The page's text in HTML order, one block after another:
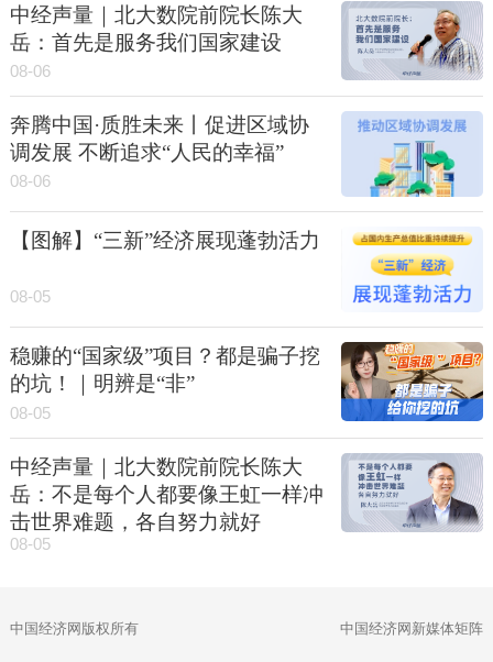
中经声量｜北大数院前院长陈大
岳：首先是服务我们国家建设
08-06
奔腾中国·质胜未来丨促进区域协
调发展 不断追求“人民的幸福”
08-06
【图解】“三新”经济展现蓬勃活力
08-05
稳赚的“国家级”项目？都是骗子挖
的坑！｜明辨是“非”
08-05
中经声量｜北大数院前院长陈大
岳：不是每个人都要像王虹一样冲
击世界难题，各自努力就好
08-05
中国经济网版权所有 中国经济网新媒体矩阵